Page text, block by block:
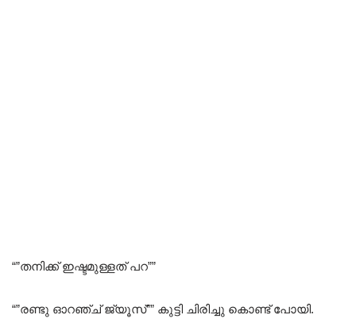
“”തനിക്ക് ഇഷ്ടമുള്ളത് പറ””
“”രണ്ടു ഓറഞ്ച് ജ്യൂസ്”” കുട്ടി ചിരിച്ചു കൊണ്ട് പോയി.